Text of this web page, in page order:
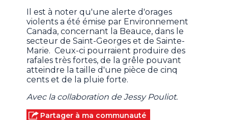
Il est à noter qu'une alerte d'orages
violents a été émise par Environnement
Canada, concernant la Beauce, dans le
secteur de Saint-Georges et de Sainte-
Marie. Ceux-ci pourraient produire des
rafales très fortes, de la grêle pouvant
atteindre la taille d'une pièce de cinq
cents et de la pluie forte.
Avec la collaboration de Jessy Pouliot.
Partager à ma communauté